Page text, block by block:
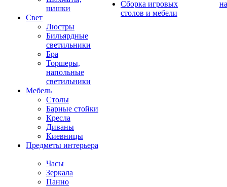
шашки
Свет
Люстры
Бильярдные
светильники
Бра
Торшеры,
напольные
светильники
Мебель
Столы
Барные стойки
Кресла
Диваны
Киевницы
Предметы интерьера
Часы
Зеркала
Панно
Сборка игровых
столов и мебели